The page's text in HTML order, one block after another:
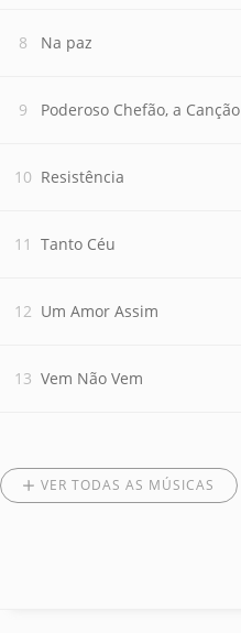
Na paz
Poderoso Chefão, a Canção
Resistência
Tanto Céu
Um Amor Assim
Vem Não Vem
VER TODAS AS MÚSICAS